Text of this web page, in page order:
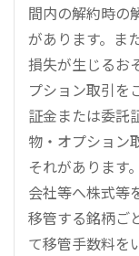
間内の解約時の
があります。ま
損失が生じるお
プション取引を
証金または委託
物・オプション
それがあります
会社等へ株式等
移管する銘柄ご
て移管手数料を